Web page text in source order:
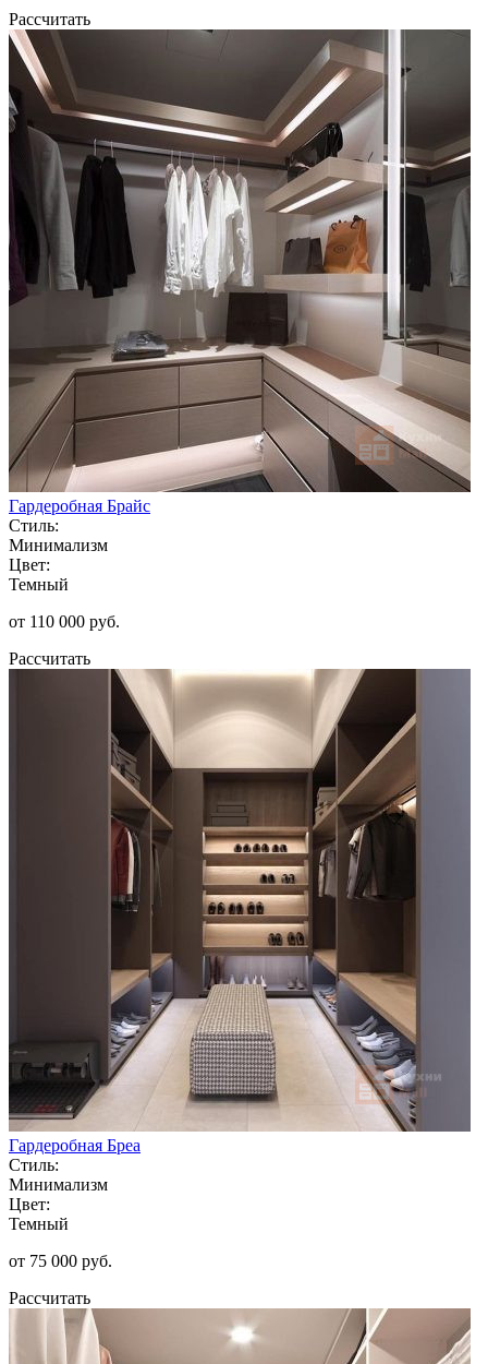
Рассчитать
Гардеробная Брайс
Стиль:
Минимализм
Цвет:
Темный
от 110 000 руб.
Рассчитать
Гардеробная Бреа
Стиль:
Минимализм
Цвет:
Темный
от 75 000 руб.
Рассчитать